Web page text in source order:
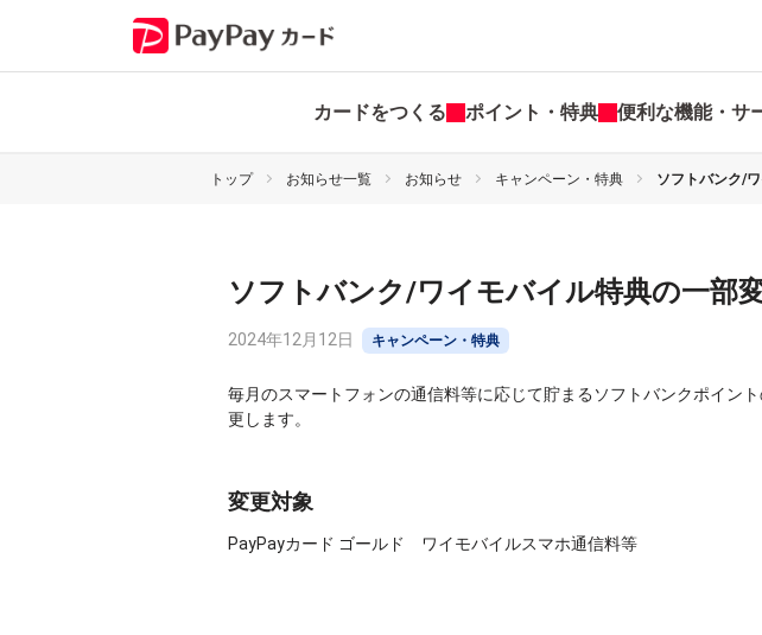
カードをつくる ポイント・特典 便利な機能・サ
トップ お知らせ一覧 お知らせ キャンペーン・特典 ソフトバンク/
ソフトバンク/ワイモバイル特典の一部
2024年12月12日 キャンペーン・特典
毎月のスマートフォンの通信料等に応じて貯まるソフトバンクポイン
更します。
変更対象
PayPayカード ゴールド ワイモバイルスマホ通信料等